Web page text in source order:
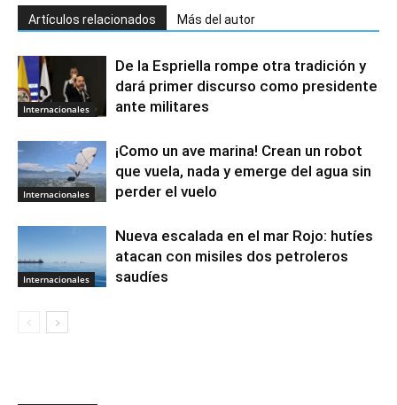
Artículos relacionados Más del autor
Internacionales
De la Espriella rompe otra tradición y
dará primer discurso como presidente
ante militares
Internacionales
¡Como un ave marina! Crean un robot
que vuela, nada y emerge del agua sin
perder el vuelo
Internacionales
Nueva escalada en el mar Rojo: hutíes
atacan con misiles dos petroleros
saudíes